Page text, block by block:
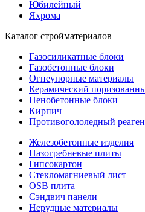
Юбилейный
Яхрома
Каталог стройматериалов
Газосиликатные блоки
Газобетонные блоки
Огнеупорные материалы
Керамический
Пенобетонные блоки
Кирпич
Противогололедный
Железобетонные изделия
Пазогребневые плиты
Гипсокартон
Стекломагниевый лист
OSB плита
Сэндвич панели
Нерудные материалы